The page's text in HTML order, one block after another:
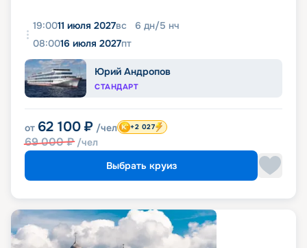
19:0011 июля 2027вс 6 дн/5 нч
08:0016 июля 2027пт
Юрий Андропов
СТАНДАРТ
от 62 100 ₽ /чел
69 000₽ /чел
+2 027
Выбрать круиз